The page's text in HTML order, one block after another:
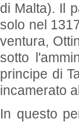
di Malta). Il
solo nel
ventura,
sotto
principe di
incamerato
In questo